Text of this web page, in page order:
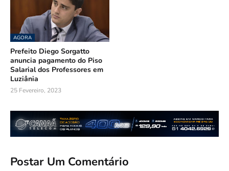
AGORA
Prefeito Diego Sorgatto
anuncia pagamento do Piso
Salarial dos Professores em
Luziânia
25 Fevereiro, 2023
Postar Um Comentário